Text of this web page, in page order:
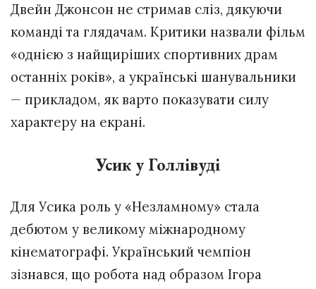
Двейн Джонсон не стримав сліз, дякуючи
команді та глядачам. Критики назвали фільм
«однією з найщиріших спортивних драм
останніх років», а українські шанувальники
— прикладом, як варто показувати силу
характеру на екрані.
Усик у Голлівуді
Для Усика роль у «Незламному» стала
дебютом у великому міжнародному
кінематографі. Український чемпіон
зізнався, що робота над образом Ігора